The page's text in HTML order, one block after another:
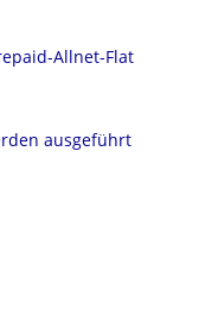
Allnet-Flat
ausgeführt